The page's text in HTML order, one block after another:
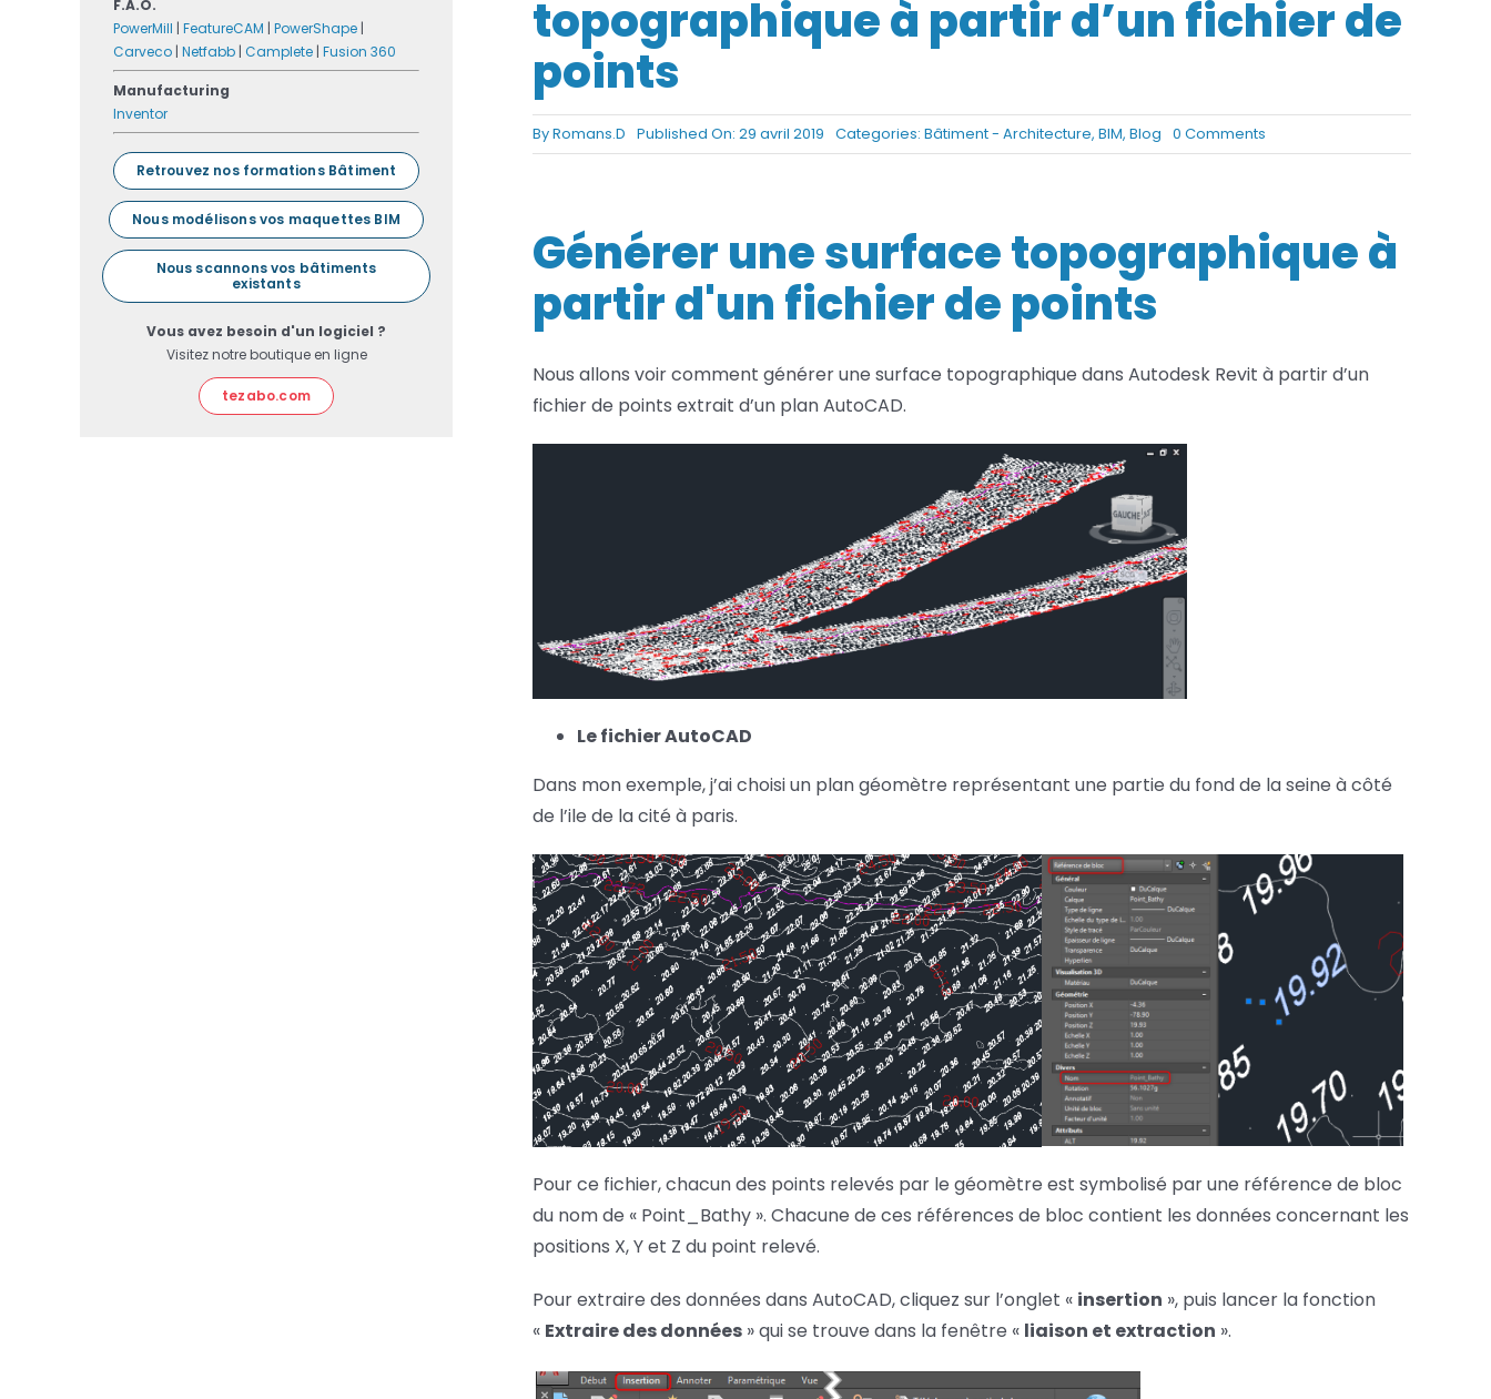
Netfabb Services FAO
Camplete
topographique à partir d’un fichier de
points
ByRomans.D Published On: 29 avril 2019 Categories: Bâtiment - Architecture, BIM, Blog 0 Commentson
Revit
topographique
à
partir
points
Générer une surface topographique à
partir d'un fichier de points
Nous allons voir comment générer une surface topographique dans Autodesk Revit à partir d’un
fichier de points extrait d’un plan AutoCAD.
Le fichier AutoCAD
Dans mon exemple, j’ai choisi un plan géomètre représentant une partie du fond de la seine à côté
de l’ile de la cité à paris.
Pour ce fichier, chacun des points relevés par le géomètre est symbolisé par une référence de bloc
du nom de « Point_Bathy ». Chacune de ces références de bloc contient les données concernant les
positions X, Y et Z du point relevé.
Pour extraire des données dans AutoCAD, cliquez sur l’onglet « insertion », puis lancer la fonction
« Extraire des données» qui se trouve dans la fenêtre « liaison et extraction ».
F.A.O.
PowerMill | FeatureCAM | PowerShape |
Carveco | Netfabb | Camplete | Fusion 360
Manufacturing
Inventor
Retrouvez nos formations Bâtiment
Nous modélisons vos maquettes BIM
Nous scannons vos bâtiments
existants
Vous avez besoin d'un logiciel ?
Visitez notre boutique en ligne
tezabo.com